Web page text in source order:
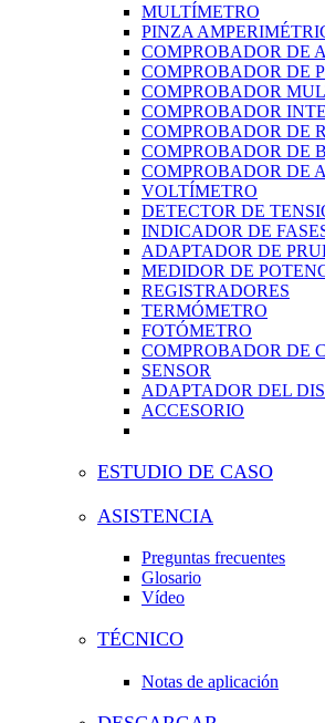
MULTÍMETRO
PINZA
COMPROBADOR DE
COMPROBADOR DE
COMPROBADOR
COMPROBADOR
COMPROBADOR DE
COMPROBADOR DE
COMPROBADOR DE
VOLTÍMETRO
DETECTOR DE
INDICADOR DE
ADAPTADOR DE
MEDIDOR DE
REGISTRADORES
TERMÓMETRO
FOTÓMETRO
COMPROBADOR DE
SENSOR
ADAPTADOR DEL
ACCESORIO
ESTUDIO DE CASO
ASISTENCIA
Preguntas frecuentes
Glosario
Vídeo
TÉCNICO
Notas de aplicación